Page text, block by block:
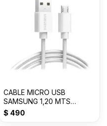
CABLE MICRO USB
SAMSUNG 1,20 MTS
BLANCO EP-DG9
$ 490